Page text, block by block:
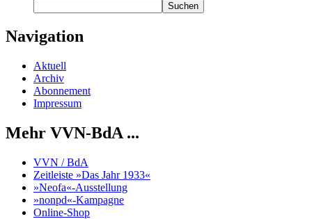
Suchen
Navigation
Aktuell
Archiv
Abonnement
Impressum
Mehr VVN-BdA ...
VVN / BdA
Zeitleiste »Das Jahr 1933«
»Neofa«-Ausstellung
»nonpd«-Kampagne
Online-Shop